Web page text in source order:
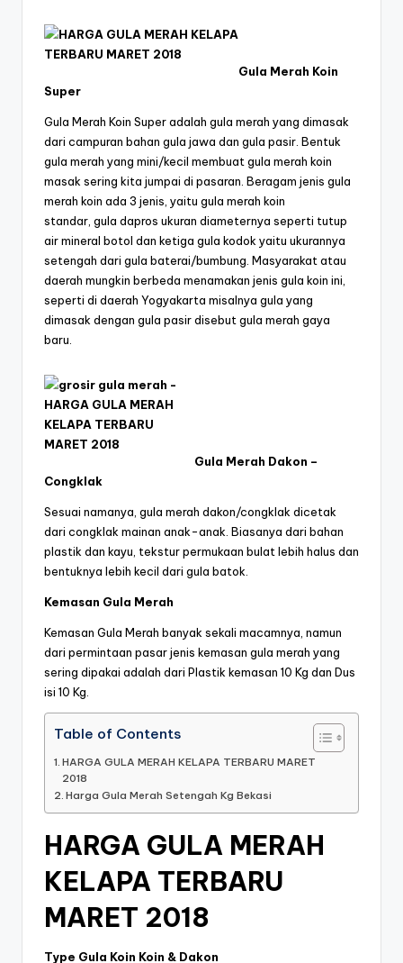
Gula Merah Koin
Super
Gula Merah Koin Super adalah gula merah yang dimasak
dari campuran bahan gula jawa dan gula pasir. Bentuk
gula merah yang mini/kecil membuat gula merah koin
masak sering kita jumpai di pasaran. Beragam jenis gula
merah koin ada 3 jenis, yaitu gula merah koin
standar, gula dapros ukuran diameternya seperti tutup
air mineral botol dan ketiga gula kodok yaitu ukurannya
setengah dari gula baterai/bumbung. Masyarakat atau
daerah mungkin berbeda menamakan jenis gula koin ini,
seperti di daerah Yogyakarta misalnya gula yang
dimasak dengan gula pasir disebut gula merah gaya
baru.
Gula Merah Dakon –
Congklak
Sesuai namanya, gula merah dakon/congklak dicetak
dari congklak mainan anak-anak. Biasanya dari bahan
plastik dan kayu, tekstur permukaan bulat lebih halus dan
bentuknya lebih kecil dari gula batok.
Kemasan Gula Merah
Kemasan Gula Merah banyak sekali macamnya, namun
dari permintaan pasar jenis kemasan gula merah yang
sering dipakai adalah dari Plastik kemasan 10 Kg dan Dus
isi 10 Kg.
Table of Contents
HARGA GULA MERAH KELAPA TERBARU MARET
2018
Harga Gula Merah Setengah Kg Bekasi
HARGA GULA MERAH
KELAPA TERBARU
MARET 2018
Type Gula Koin Koin & Dakon